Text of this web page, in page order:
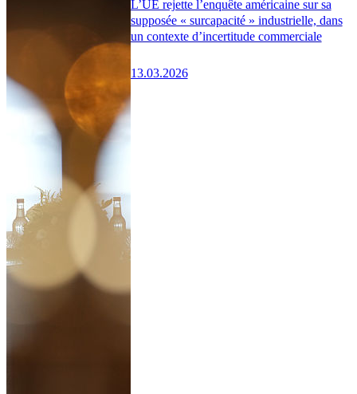
L’UE rejette l’enquête américaine sur sa
supposée « surcapacité » industrielle, dans
un contexte d’incertitude commerciale
13.03.2026